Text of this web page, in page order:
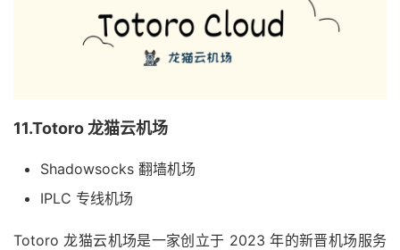
11.Totoro 龙猫云机场
Shadowsocks 翻墙机场
IPLC 专线机场
Totoro 龙猫云机场是一家创立于 2023 年的新晋机场服务